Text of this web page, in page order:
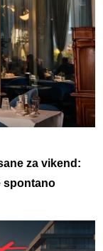
za vikend:
spontano